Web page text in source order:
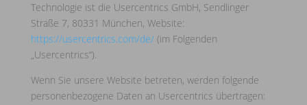
Technologie ist die Usercentrics GmbH, Sendlinger
Straße 7, 80331 München, Website:
https://usercentrics.com/de/(im Folgenden
„Usercentrics“).
Wenn Sie unsere Website betreten, werden folgende
personenbezogene Daten an Usercentrics übertragen: